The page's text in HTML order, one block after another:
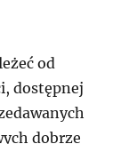
od
dostępnej
dobrze